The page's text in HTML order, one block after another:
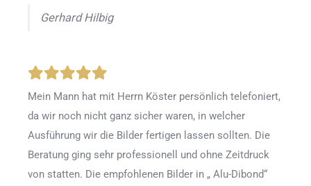
Gerhard Hilbig
Mein Mann hat mit Herrn Köster persönlich telefoniert,
da wir noch nicht ganz sicher waren, in welcher
Ausführung wir die Bilder fertigen lassen sollten. Die
Beratung ging sehr professionell und ohne Zeitdruck
von statten. Die empfohlenen Bilder in „ Alu-Dibond“